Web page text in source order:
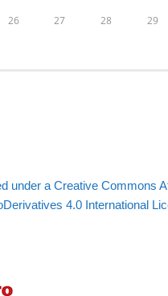
26 27 28 29
under a Creative Commons
4.0 International